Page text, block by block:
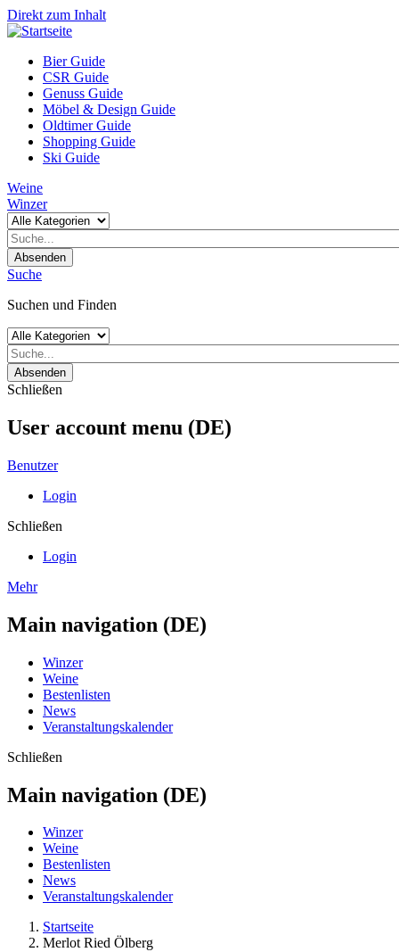
Direkt zum Inhalt
Bier Guide
CSR Guide
Genuss Guide
Möbel & Design Guide
Oldtimer Guide
Shopping Guide
Ski Guide
Weine
Winzer
Absenden
Suche
Suchen und Finden
Absenden
Schließen
User account menu (DE)
Benutzer
Login
Schließen
Login
Mehr
Main navigation (DE)
Winzer
Weine
Bestenlisten
News
Veranstaltungskalender
Schließen
Main navigation (DE)
Winzer
Weine
Bestenlisten
News
Veranstaltungskalender
Startseite
Merlot Ried Ölberg